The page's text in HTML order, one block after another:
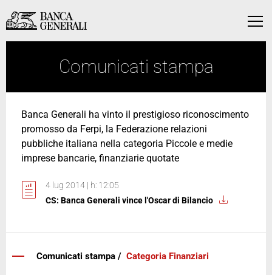
Vai al contenuto principale
Menu
Vai al contenuto principale
Comunicati stampa
Banca Generali ha vinto il prestigioso riconoscimento
promosso da Ferpi, la Federazione relazioni
pubbliche italiana nella categoria Piccole e medie
imprese bancarie, finanziarie quotate
4 lug 2014 | h: 12:05
CS: Banca Generali vince l'Oscar di Bilancio
Comunicati stampa / Categoria Finanziari